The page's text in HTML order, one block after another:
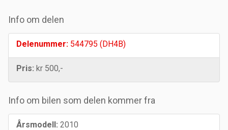
Info om delen
Delenummer: 544795 (DH4B)
Pris: kr 500,-
Info om bilen som delen kommer fra
Årsmodell: 2010